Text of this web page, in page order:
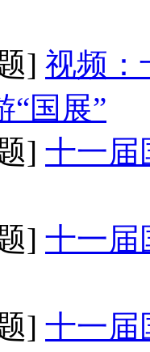
] 视频：
“国展”
] 十一
] 十一
] 十一